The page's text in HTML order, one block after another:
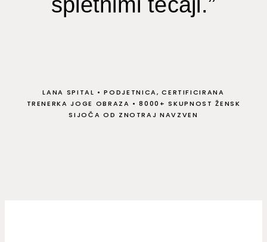
LANA SPITAL • PODJETNICA, CERTIFICIRANA
TRENERKA JOGE OBRAZA • 8000+ SKUPNOST ŽENSK
SIJOČA OD ZNOTRAJ NAVZVEN